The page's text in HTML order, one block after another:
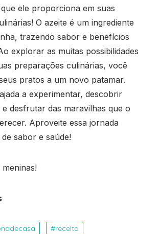
ele proporciona em suas
O azeite é um ingrediente
trazendo sabor e benefícios
explorar as muitas possibilidades
preparações culinárias, você
pratos a um novo patamar.
a experimentar, descobrir
desfrutar das maravilhas que o
Aproveite essa jornada
sabor e saúde!
receita